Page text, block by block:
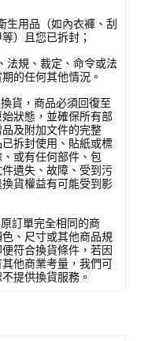
生用品（如內衣褲、刮
）且您已拆封；
法規、裁定、命令或法
的任何其他情況。
貨，商品必須回復至
狀態，並確保所有部
及附加文件的完整
拆封使用、貼紙或標
或有任何部件、包
遺失、故障、受到污
貨權益有可能受到影
訂單完全相同的商
、尺寸或其他商品規
符合換貨條件，若因
他商業考量，我們可
提供換貨服務。